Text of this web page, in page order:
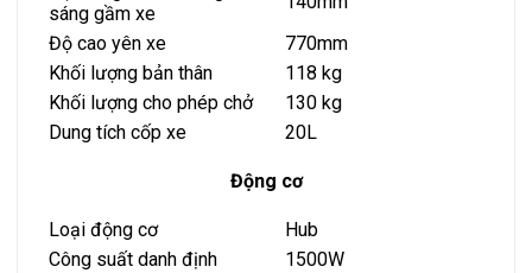
sáng gầm xe
Độ cao yên xe
770mm
Khối lượng bản thân
118 kg
Khối lượng cho phép chở
130 kg
Dung tích cốp xe
20L
Động cơ
Loại động cơ
Hub
Công suất danh định
1500W